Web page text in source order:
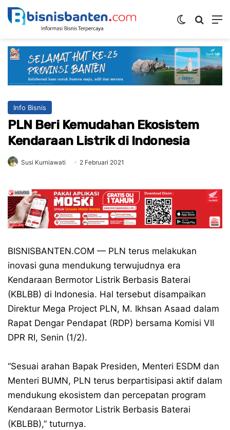
Switch skin
Info Bisnis
PLN Beri Kemudahan Ekosistem
Kendaraan Listrik di Indonesia
Susi Kurniawati 2 Februari 2021
BISNISBANTEN.COM — PLN terus melakukan
inovasi guna mendukung terwujudnya era
Kendaraan Bermotor Listrik Berbasis Baterai
(KBLBB) di Indonesia. Hal tersebut disampaikan
Direktur Mega Project PLN, M. Ikhsan Asaad dalam
Rapat Dengar Pendapat (RDP) bersama Komisi VII
DPR RI, Senin (1/2).
“Sesuai arahan Bapak Presiden, Menteri ESDM dan
Menteri BUMN, PLN terus berpartisipasi aktif dalam
mendukung ekosistem dan percepatan program
Kendaraan Bermotor Listrik Berbasis Baterai
(KBLBB),” tuturnya.